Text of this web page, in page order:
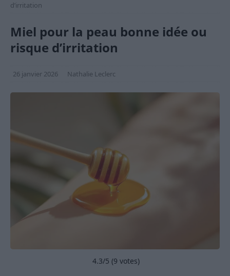
d’irritation
Miel pour la peau bonne idée ou
risque d’irritation
26 janvier 2026 Nathalie Leclerc
4.3/5 (9 votes)